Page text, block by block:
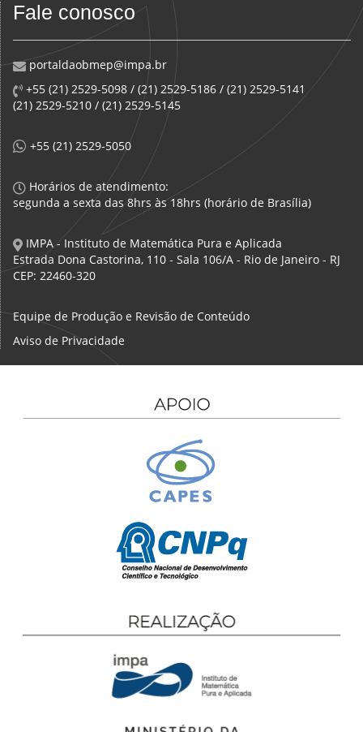
Fale conosco
portaldaobmep@impa.br
+55 (21) 2529-5098 / (21) 2529-5186 / (21) 2529-5141
(21) 2529-5210 / (21) 2529-5145
+55 (21) 2529-5050
Horários de atendimento:
segunda a sexta das 8hrs às 18hrs (horário de Brasília)
IMPA - Instituto de Matemática Pura e Aplicada
Estrada Dona Castorina, 110 - Sala 106/A - Rio de Janeiro - RJ
CEP: 22460-320
Equipe de Produção e Revisão de Conteúdo
Aviso de Privacidade